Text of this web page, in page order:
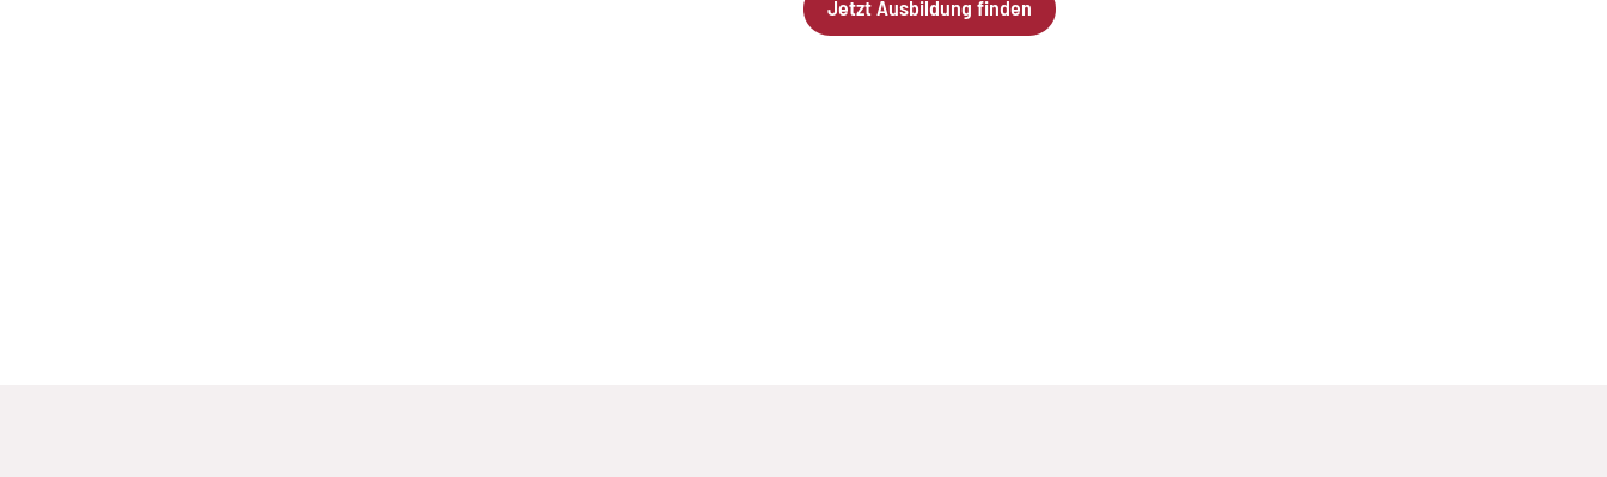
Jetzt Ausbildung finden